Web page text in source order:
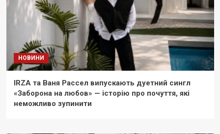
НОВИНИ
IRZA та Ваня Рассел випускають дуетний сингл
«Заборона на любов» — історію про почуття, які
неможливо зупинити